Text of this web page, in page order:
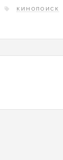
КИНОПОИСК